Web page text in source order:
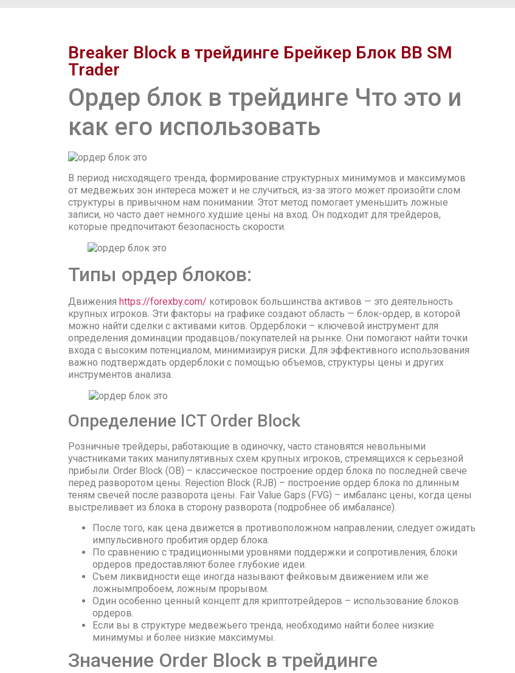
Breaker Block в трейдинге Брейкер Блок BB SM
Trader
Ордер блок в трейдинге Что это и
как его использовать
В период нисходящего тренда, формирование структурных минимумов и максимумов
от медвежьих зон интереса может и не случиться, из-за этого может произойти слом
структуры в привычном нам понимании. Этот метод помогает уменьшить ложные
записи, но часто дает немного худшие цены на вход. Он подходит для трейдеров,
которые предпочитают безопасность скорости.
Типы ордер блоков:
Движения https://forexby.com/ котировок большинства активов — это деятельность
крупных игроков. Эти факторы на графике создают область — блок-ордер, в которой
можно найти сделки с активами китов. Ордерблоки – ключевой инструмент для
определения доминации продавцов/покупателей на рынке. Они помогают найти точки
входа с высоким потенциалом, минимизируя риски. Для эффективного использования
важно подтверждать ордерблоки с помощью объемов, структуры цены и других
инструментов анализа.
Определение ICT Order Block
Розничные трейдеры, работающие в одиночку, часто становятся невольными
участниками таких манипулятивных схем крупных игроков, стремящихся к серьезной
прибыли. Order Block (OB) – классическое построение ордер блока по последней свече
перед разворотом цены. Rejection Block (RJB) – построение ордер блока по длинным
теням свечей после разворота цены. Fair Value Gaps (FVG) – имбаланс цены, когда цены
выстреливает из блока в сторону разворота (подробнее об имбалансе).
После того, как цена движется в противоположном направлении, следует ожидать
импульсивного пробития ордер блока.
По сравнению с традиционными уровнями поддержки и сопротивления, блоки
ордеров предоставляют более глубокие идеи.
Съем ликвидности еще иногда называют фейковым движением или же
ложнымпробоем, ложным прорывом.
Один особенно ценный концепт для криптотрейдеров – использование блоков
ордеров.
Если вы в структуре медвежьего тренда, необходимо найти более низкие
минимумы и более низкие максимумы.
Значение Order Block в трейдинге